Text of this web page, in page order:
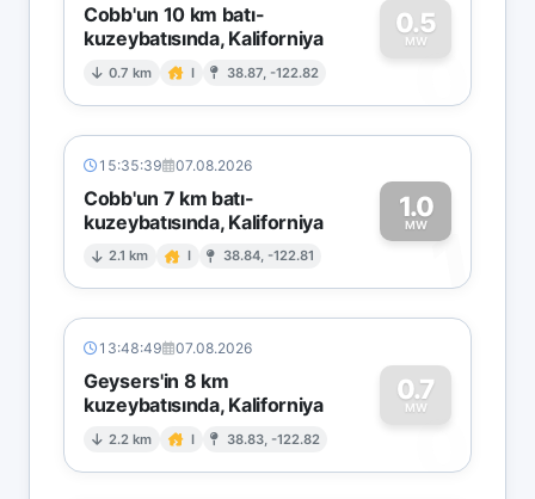
Cobb'un 10 km batı-
kuzeybatısında, Kaliforniya
0.7 km I 38.87, -122.82
0.5
MW
0
15:35:39 07.08.2026
Cobb'un 7 km batı-
kuzeybatısında, Kaliforniya
2.1 km I 38.84, -122.81
1.0
MW1
13:48:49 07.08.2026
Geysers'in 8 km
kuzeybatısında, Kaliforniya
2.2 km I 38.83, -122.82
0.7
MW
0